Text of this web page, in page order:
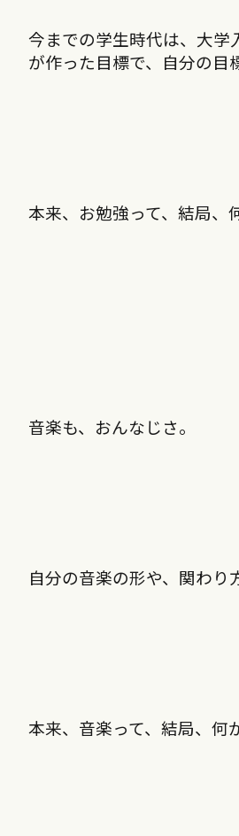
今までの学生時代は、大学
が作った目標で、自分の目
本来、お勉強って、結局、
音楽も、おんなじさ。
自分の音楽の形や、関わり
本来、音楽って、結局、何